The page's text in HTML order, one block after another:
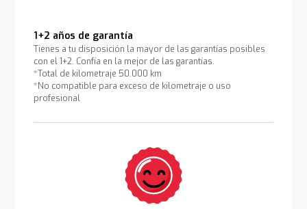
1+2 años de garantía
Tienes a tu disposición la mayor de las garantías posibles
con el 1+2. Confía en la mejor de las garantías.
*Total de kilometraje 50.000 km
*No compatible para exceso de kilometraje o uso
profesional